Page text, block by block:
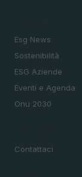
Esg News
Sostenibilità
ESG Aziende
Eventi e Agenda
Onu 2030
Contattaci